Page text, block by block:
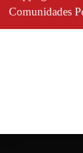
Comunidades